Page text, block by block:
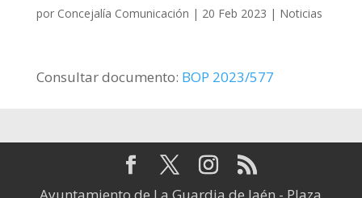
por Concejalía Comunicación | 20 Feb 2023 | Noticias
Consultar documento: BOP 2023/577